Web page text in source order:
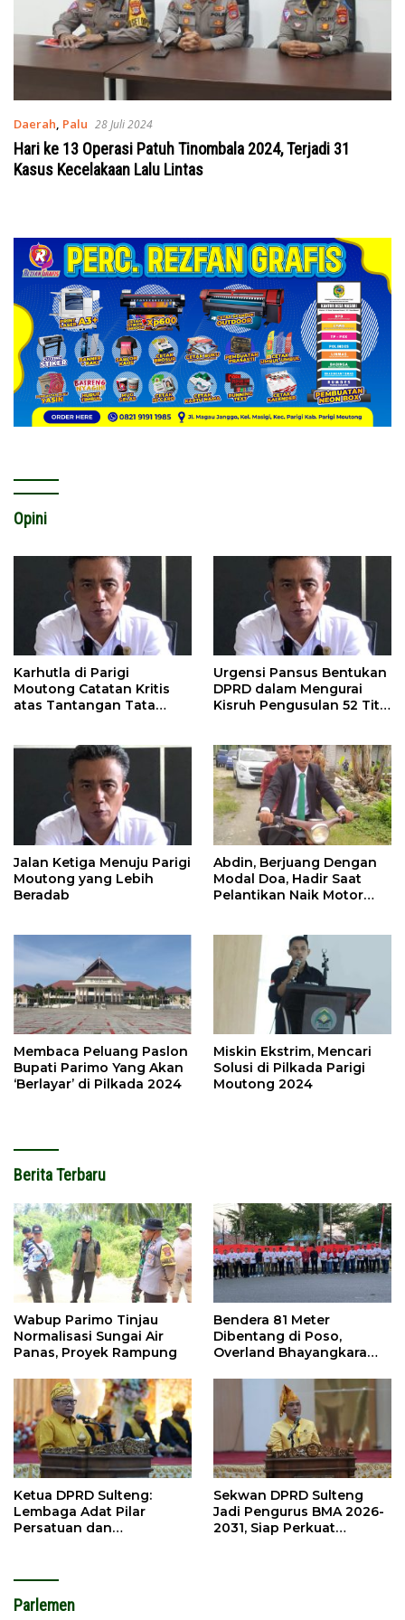
Daerah, Palu 28 Juli 2024
Hari ke 13 Operasi Patuh Tinombala 2024, Terjadi 31
Kasus Kecelakaan Lalu Lintas
Opini
Karhutla di Parigi
Moutong Catatan Kritis
atas Tantangan Tata
Urgensi Pansus Bentukan
DPRD dalam Mengurai
Kisruh Pengusulan 52 Titik
Jalan Ketiga Menuju Parigi
Moutong yang Lebih
Beradab
Abdin, Berjuang Dengan
Modal Doa, Hadir Saat
Pelantikan Naik Motor
Membaca Peluang Paslon
Bupati Parimo Yang Akan
‘Berlayar’ di Pilkada 2024
Miskin Ekstrim, Mencari
Solusi di Pilkada Parigi
Moutong 2024
Berita Terbaru
Wabup Parimo Tinjau
Normalisasi Sungai Air
Panas, Proyek Rampung
Bendera 81 Meter
Dibentang di Poso,
Overland Bhayangkara
Ketua DPRD Sulteng:
Lembaga Adat Pilar
Persatuan dan
Sekwan DPRD Sulteng
Jadi Pengurus BMA 2026-
2031, Siap Perkuat
Parlemen